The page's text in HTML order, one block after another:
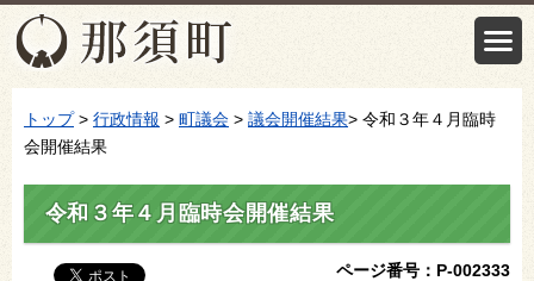
トップ> 行政情報 > 町議会 > 議会開催結果> 令和３年４月臨時
会開催結果
令和３年４月臨時会開催結果
ページ番号：P-002333